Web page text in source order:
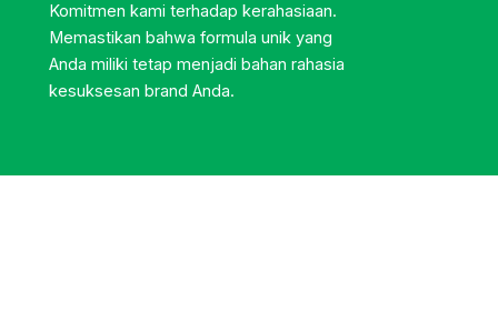
Komitmen kami terhadap kerahasiaan.
Memastikan bahwa formula unik yang
Anda miliki tetap menjadi bahan rahasia
kesuksesan brand Anda.